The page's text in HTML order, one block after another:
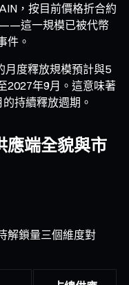
，按目前價格折合約
這一規模已被代幣
件。
月度釋放規模預計與5
2027年9月。這意味著
持續釋放週期。
應端全貌與市
解鎖量三個維度對